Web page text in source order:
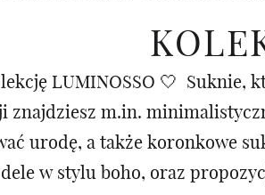
LUMINOSSO 🤍 Suknie,
znajdziesz m.in.
urodę, a także koronkowe
w stylu boho, oraz